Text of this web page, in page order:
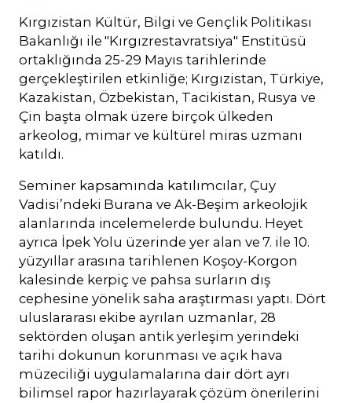
Kırgızistan Kültür, Bilgi ve Gençlik Politikası
Bakanlığı ile "Kırgızrestavratsiya" Enstitüsü
ortaklığında 25-29 Mayıs tarihlerinde
gerçekleştirilen etkinliğe; Kırgızistan, Türkiye,
Kazakistan, Özbekistan, Tacikistan, Rusya ve
Çin başta olmak üzere birçok ülkeden
arkeolog, mimar ve kültürel miras uzmanı
katıldı.
Seminer kapsamında katılımcılar, Çuy
Vadisi’ndeki Burana ve Ak-Beşim arkeolojik
alanlarında incelemelerde bulundu. Heyet
ayrıca İpek Yolu üzerinde yer alan ve 7. ile 10.
yüzyıllar arasına tarihlenen Koşoy-Korgon
kalesinde kerpiç ve pahsa surların dış
cephesine yönelik saha araştırması yaptı. Dört
uluslararası ekibe ayrılan uzmanlar, 28
sektörden oluşan antik yerleşim yerindeki
tarihi dokunun korunması ve açık hava
müzeciliği uygulamalarına dair dört ayrı
bilimsel rapor hazırlayarak çözüm önerilerini